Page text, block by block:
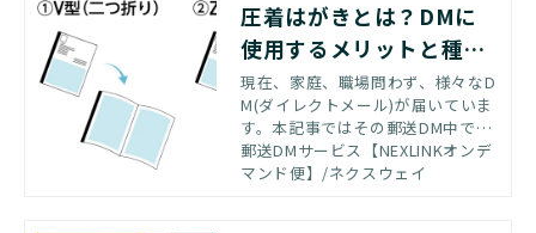
圧着はがきとは？DMに
使用するメリットと種類
別の特徴
現在、家庭、職場問わず、様々なD
M(ダイレクトメール)が届いていま
す。本記事ではその郵送DM中でも
特に効果が高いといわれている圧
着はがきについて紹介いたしま
郵送DMサービス【NEXLINKオンデ
マンド便】/ネクスウェイ